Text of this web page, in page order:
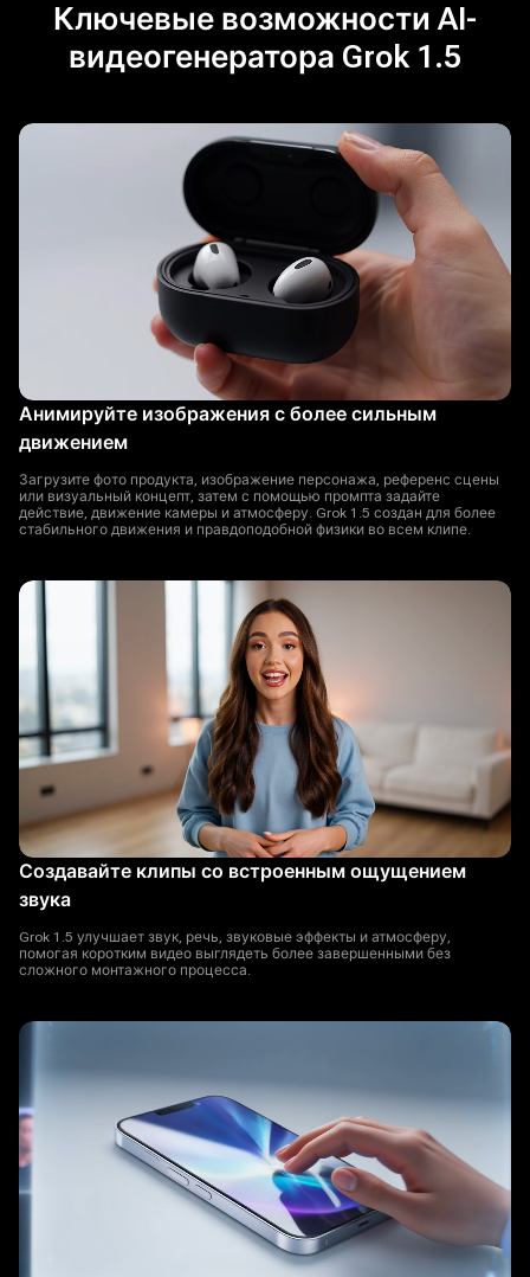
Ключевые возможности AI-
видеогенератора Grok 1.5
Анимируйте изображения с более сильным
движением
Загрузите фото продукта, изображение персонажа, референс сцены
или визуальный концепт, затем с помощью промпта задайте
действие, движение камеры и атмосферу. Grok 1.5 создан для более
стабильного движения и правдоподобной физики во всем клипе.
Создавайте клипы со встроенным ощущением
звука
Grok 1.5 улучшает звук, речь, звуковые эффекты и атмосферу,
помогая коротким видео выглядеть более завершенными без
сложного монтажного процесса.